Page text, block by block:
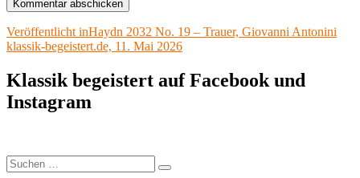
Beitragsnavigation
Veröffentlicht inHaydn 2032 No. 19 – Trauer, Giovanni Antonini
klassik-begeistert.de, 11. Mai 2026
Klassik begeistert auf Facebook und
Instagram
Suchen
Suchen